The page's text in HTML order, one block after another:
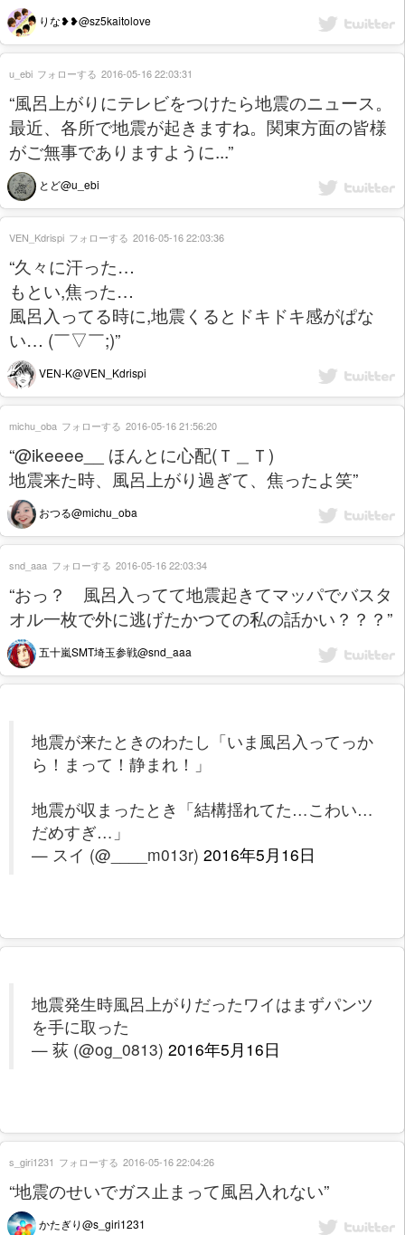
りな❥❥@sz5kaitolove
“風呂上がりにテレビをつけたら地震のニュース。
最近、各所で地震が起きますね。関東方面の皆様
がご無事でありますように...”
とど@u_ebi
u_ebi フォローする 2016-05-16 22:03:31
“久々に汗った…
もとい,焦った…
風呂入ってる時に,地震くるとドキドキ感がぱな
い… (￣▽￣;)”
VEN-K@VEN_Kdrispi
VEN_Kdrispi フォローする 2016-05-16 22:03:36
“@ikeeee__ ほんとに心配(Ｔ＿Ｔ)
地震来た時、風呂上がり過ぎて、焦ったよ笑”
おつる@michu_oba
michu_oba フォローする 2016-05-16 21:56:20
“おっ？ 風呂入ってて地震起きてマッパでバスタ
オル一枚で外に逃げたかつての私の話かい？？？”
五十嵐SMT埼玉参戦@snd_aaa
snd_aaa フォローする 2016-05-16 22:03:34
地震が来たときのわたし「いま風呂入ってっか
ら！まって！静まれ！」
地震が収まったとき「結構揺れてた…こわい…
だめすぎ…」
— スイ (@____m013r) 2016年5月16日
地震発生時風呂上がりだったワイはまずパンツ
を手に取った
— 荻 (@og_0813) 2016年5月16日
“地震のせいでガス止まって風呂入れない”
かたぎり@s_giri1231
s_giri1231 フォローする 2016-05-16 22:04:26